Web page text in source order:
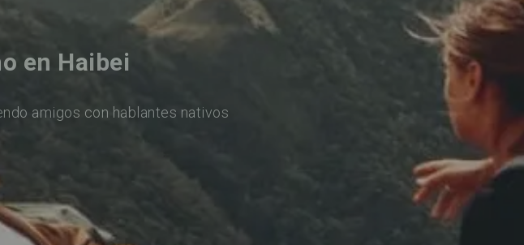
en Haibei
amigos con hablantes nativos